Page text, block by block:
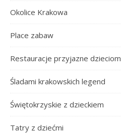
Okolice Krakowa
Place zabaw
Restauracje przyjazne dzieciom
Śladami krakowskich legend
Świętokrzyskie z dzieckiem
Tatry z dziećmi